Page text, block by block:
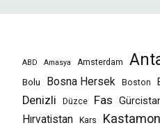
ABD Amasya Amsterdam
Bolu Bosna Hersek Boston
Denizli Düzce Fas
Hırvatistan
Kars